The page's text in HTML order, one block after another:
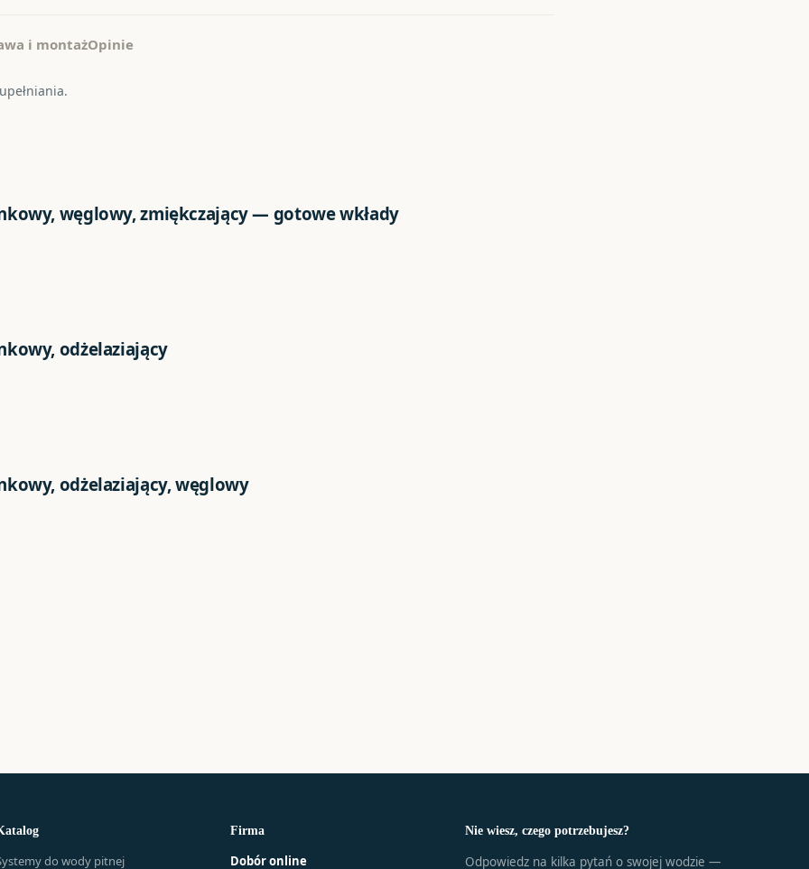
i montażOpinie
węglowy, zmiękczający — gotowe wkłady
odżelaziający
odżelaziający, węglowy
do wody pitnej
Firma
Dobór online
Nie wiesz, czego potrzebujesz?
Odpowiedz na kilka pytań o swojej wodzie —